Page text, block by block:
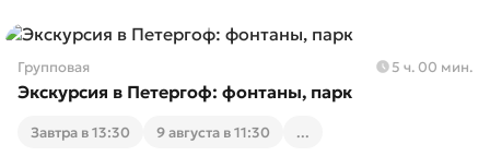
Групповая 5 ч. 00 мин.
Экскурсия в Петергоф: фонтаны, парк
Завтра в 13:30 9 августа в 11:30 ...